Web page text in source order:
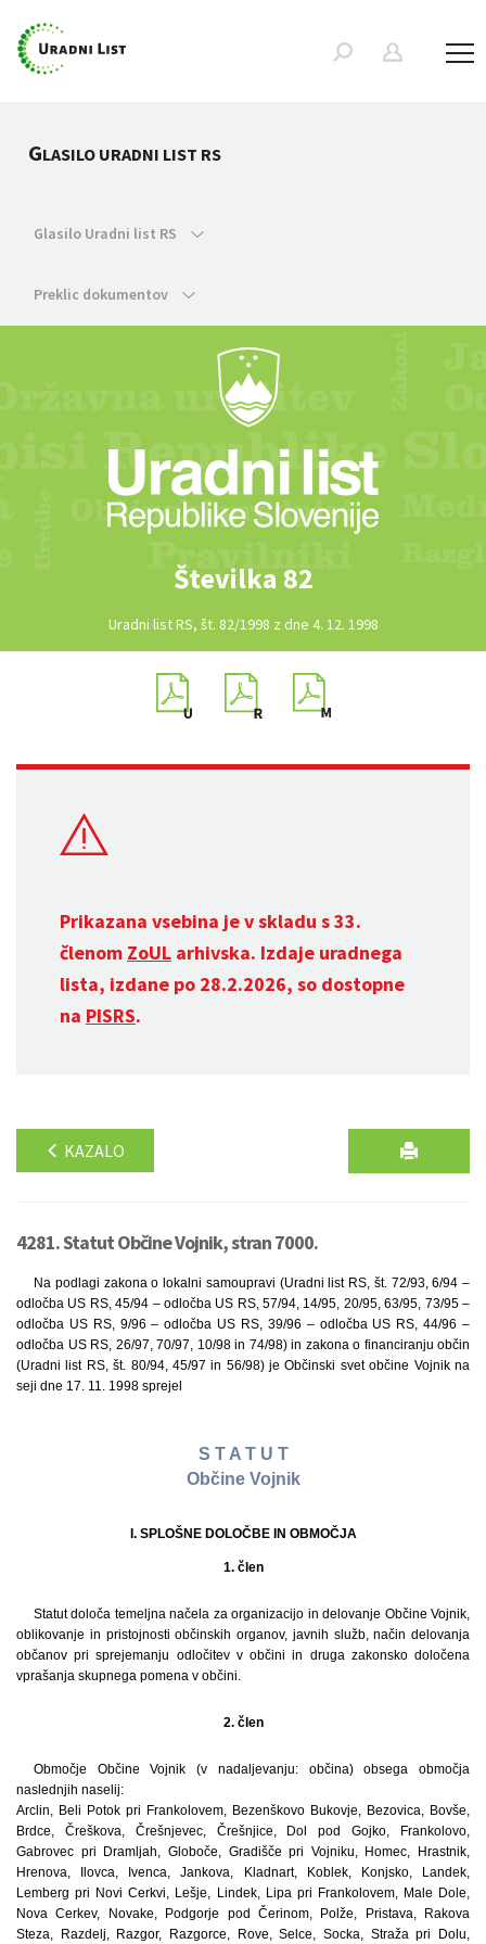
GLASILO URADNI LIST RS
Glasilo Uradni list RS
Preklic dokumentov
Številka 82
Uradni list RS, št. 82/1998 z dne 4. 12. 1998
Prikazana vsebina je v skladu s 33.
členom ZoUL arhivska. Izdaje uradnega
lista, izdane po 28.2.2026, so dostopne
na PISRS.
KAZALO
4281. Statut Občine Vojnik, stran 7000.
Na podlagi zakona o lokalni samoupravi (Uradni list RS, št. 72/93, 6/94 –
odločba US RS, 45/94 – odločba US RS, 57/94, 14/95, 20/95, 63/95, 73/95 –
odločba US RS, 9/96 – odločba US RS, 39/96 – odločba US RS, 44/96 –
odločba US RS, 26/97, 70/97, 10/98 in 74/98) in zakona o financiranju občin
(Uradni list RS, št. 80/94, 45/97 in 56/98) je Občinski svet občine Vojnik na
seji dne 17. 11. 1998 sprejel
S T A T U T
Občine Vojnik
I. SPLOŠNE DOLOČBE IN OBMOČJA
1. člen
Statut določa temeljna načela za organizacijo in delovanje Občine Vojnik,
oblikovanje in pristojnosti občinskih organov, javnih služb, način delovanja
občanov pri sprejemanju odločitev v občini in druga zakonsko določena
vprašanja skupnega pomena v občini.
2. člen
Območje Občine Vojnik (v nadaljevanju: občina) obsega območja
naslednjih naselij:
Arclin, Beli Potok pri Frankolovem, Bezenškovo Bukovje, Bezovica, Bovše,
Brdce, Čreškova, Črešnjevec, Črešnjice, Dol pod Gojko, Frankolovo,
Gabrovec pri Dramljah, Globoče, Gradišče pri Vojniku, Homec, Hrastnik,
Hrenova, Ilovca, Ivenca, Jankova, Kladnart, Koblek, Konjsko, Landek,
Lemberg pri Novi Cerkvi, Lešje, Lindek, Lipa pri Frankolovem, Male Dole,
Nova Cerkev, Novake, Podgorje pod Čerinom, Polže, Pristava, Rakova
Steza, Razdelj, Razgor, Razgorce, Rove, Selce, Socka, Straža pri Dolu,